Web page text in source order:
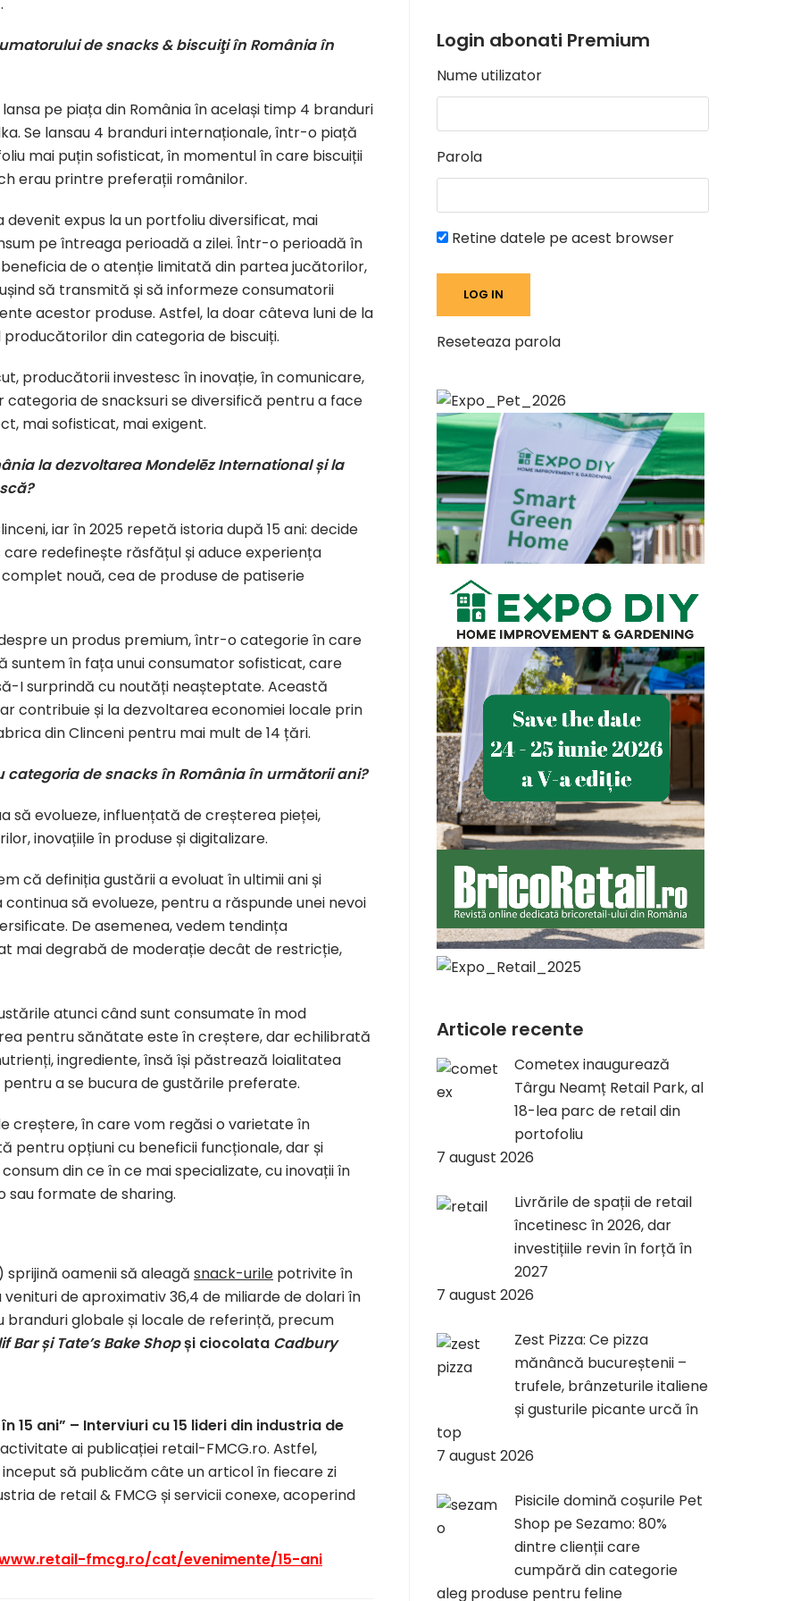
de snacks & biscuiţi în România în
pe piața din România în același timp 4 branduri
Se lansau 4 branduri internaționale, într-o piață
mai puțin sofisticat, în momentul în care biscuiții
erau printre preferații românilor.
expus la un portfoliu diversificat, mai
pe întreaga perioadă a zilei. Într-o perioadă în
de o atenție limitată din partea jucătorilor,
să transmită și să informeze consumatorii
acestor produse. Astfel, la doar câteva luni de la
din categoria de biscuiți.
producătorii investesc în inovație, în comunicare,
de snacksuri se diversifică pentru a face
mai sofisticat, mai exigent.
la dezvoltarea Mondelēz International și la
iar în 2025 repetă istoria după 15 ani: decide
care redefinește răsfățul și aduce experiența
nouă, cea de produse de patiserie
un produs premium, într-o categorie în care
suntem în fața unui consumator sofisticat, care
I surprindă cu noutăți neașteptate. Această
contribuie și la dezvoltarea economiei locale prin
din Clinceni pentru mai mult de 14 țări.
de snacks în România în următorii ani?
să evolueze, influențată de creșterea pieței,
inovațiile în produse și digitalizare.
că definiția gustării a evoluat în ultimii ani și
să evolueze, pentru a răspunde unei nevoi
De asemenea, vedem tendința
mai degrabă de moderație decât de restricție,
atunci când sunt consumate în mod
pentru sănătate este în creștere, dar echilibrată
ingrediente, însă își păstrează loialitatea
a se bucura de gustările preferate.
creștere, în care vom regăsi o varietate în
pentru opțiuni cu beneficii funcționale, dar și
din ce în ce mai specializate, cu inovații în
formate de sharing.
sprijină oamenii să aleagă snack-urile potrivite în
de aproximativ 36,4 de miliarde de dolari în
branduri globale și locale de referință, precum
Bar șiTate’s Bake Shopși ciocolata Cadbury
în 15 ani” – Interviuri cu 15 lideri din industria de
ai publicației retail-FMCG.ro. Astfel,
să publicăm câte un articol în fiecare zi
de retail & FMCG și servicii conexe, acoperind
fmcg.ro/cat/evenimente/15-ani
Login abonati Premium
Nume utilizator
Parola
Retine datele pe acest browser
Reseteaza parola
Articole recente
Cometex inaugurează
Târgu Neamț Retail Park, al
18-lea parc de retail din
portofoliu
7 august 2026
Livrările de spații de retail
încetinesc în 2026, dar
investițiile revin în forță în
2027
7 august 2026
Zest Pizza: Ce pizza
mănâncă bucureștenii –
trufele, brânzeturile italiene
și gusturile picante urcă în
top
7 august 2026
Pisicile domină coșurile Pet
Shop pe Sezamo: 80%
dintre clienții care
cumpără din categorie
aleg produse pentru feline